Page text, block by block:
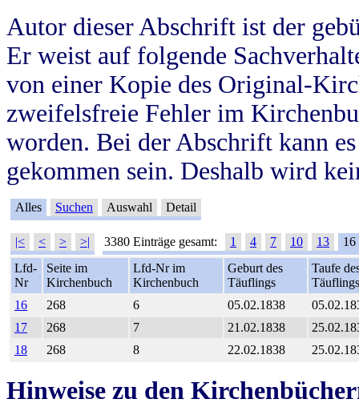
Autor dieser Abschrift ist der
Er weist auf folgende
von einer Kopie des Original-
zweifelsfreie Fehler im
worden. Bei der Abschrift kann
gekommen sein. Deshalb wird
Alles Suchen Auswahl Detail
|< < > >| 3380 Einträge gesamt: 1 4 7 10 13
16
Lfd-
Nr
Seite im
Kirchenbuch
Lfd-Nr im
Kirchenbuch
Geburt des
Täuflings
Taufe
Täuflings
16
268 6 05.02.1838
17
268 7 21.02.1838
18
268 8 22.02.1838
Hinweise zu den